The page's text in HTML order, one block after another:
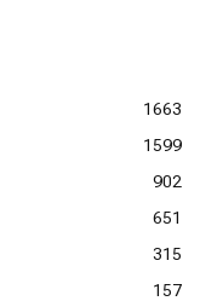
1663
1599
902
651
315
157